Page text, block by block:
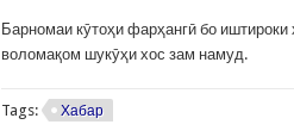
Барномаи кӯтоҳи фарҳангӣ бо
воломақом шукӯҳи хос зам намуд.
Tags: Хабар